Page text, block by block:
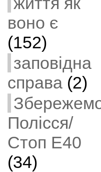
воно є
(152)
заповідна
справа(2)
Полісся/
Стоп Е40
(34)